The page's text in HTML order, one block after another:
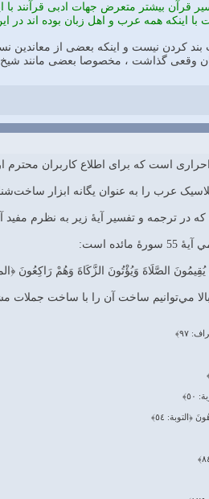
بيشتر متعرض جهات ادبى قرآنند با
با اينكه همه عرب و اهل زبان بوده اند در
كردن نيست و اينكه بعضى از معاندين
وقعى گذاشت ، مخصوصا بعضى مانند شيخ
است که برای اطلاع کاربران محترم
عرب را به عنوان يگانه ابزار
که در ترجمه و تفسير آيهٔ زير به نظرم
است:
الصَّلَاةَ وَيُؤْتُونَ الزَّكَاةَ وَهُمْ رَاكِعُونَ
مي‌توانيم ساخت آن را با ساخت
٩٧﴾
٥٤﴾